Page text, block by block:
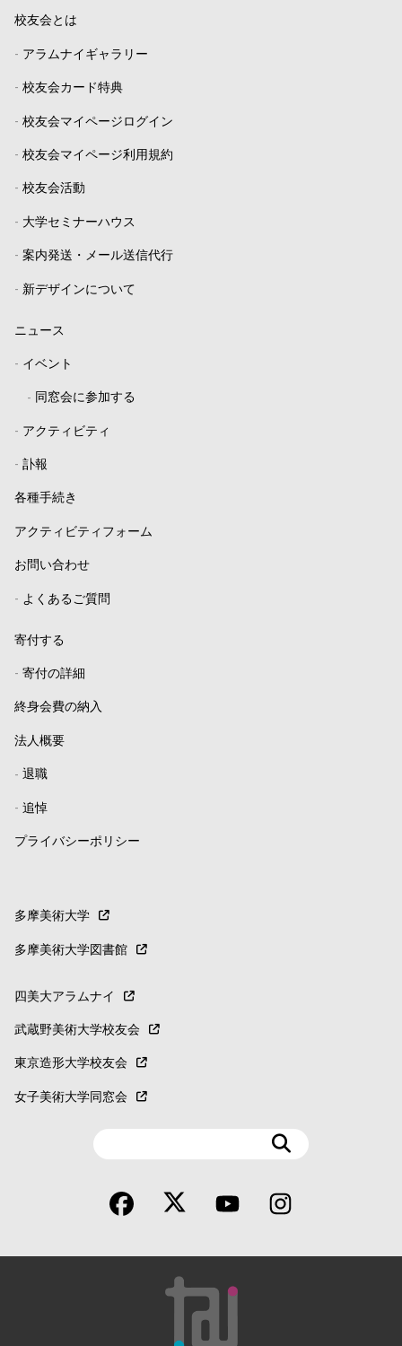
校友会とは
- アラムナイギャラリー
- 校友会カード特典
- 校友会マイページログイン
- 校友会マイページ利用規約
- 校友会活動
- 大学セミナーハウス
- 案内発送・メール送信代行
- 新デザインについて
ニュース
- イベント
- 同窓会に参加する
- アクティビティ
- 訃報
各種手続き
アクティビティフォーム
お問い合わせ
- よくあるご質問
寄付する
- 寄付の詳細
終身会費の納入
法人概要
- 退職
- 追悼
プライバシーポリシー
多摩美術大学
多摩美術大学図書館
四美大アラムナイ
武蔵野美術大学校友会
東京造形大学校友会
女子美術大学同窓会